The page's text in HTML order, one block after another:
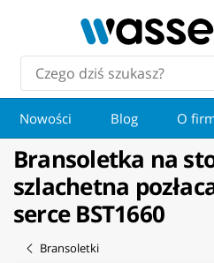
Nowości Blog O
Bransoletka na
szlachetna
serce BST1660
Bransoletki